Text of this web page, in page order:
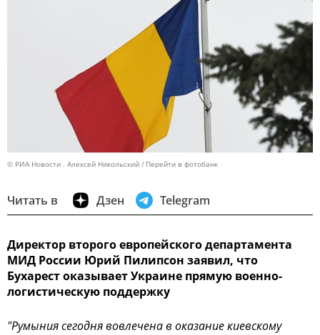
© РИА Новости . Алексей Никольский Перейти в фотобанк
Читать в Дзен Telegram
Директор второго европейского департамента
МИД России Юрий Пилипсон заявил, что
Бухарест оказывает Украине прямую военно-
логистическую поддержку
"Румыния сегодня вовлечена в оказание киевскому